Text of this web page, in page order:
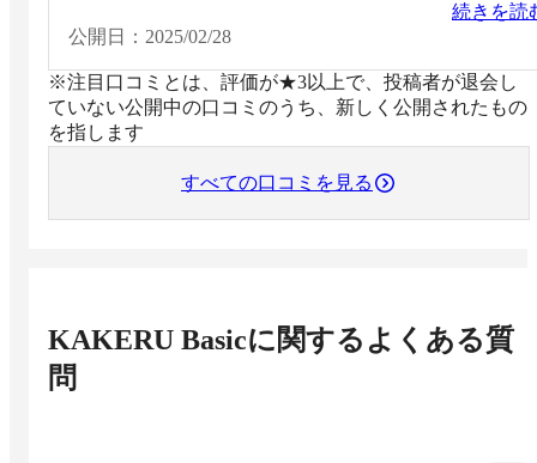
証情報をCSVエクスポートすることはできますが、イ
たので、標準機能になっていればと思いました。
続きを読
公開日： 2025/02/28
※注目口コミとは、評価が★3以上で、投稿者が退会し
ていない公開中の口コミのうち、新しく公開されたもの
を指します
すべての口コミを見る
KAKERU Basicに関するよくある質
問